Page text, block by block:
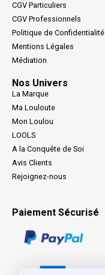
CGV Particuliers
CGV Professionnels
Politique de Confidentialité
Mentions Légales
Médiation
Nos Univers
La Marque
Ma Louloute
Mon Loulou
LOOLS
A la Conquête de Soi
Avis Clients
Rejoignez-nous
Paiement Sécurisé